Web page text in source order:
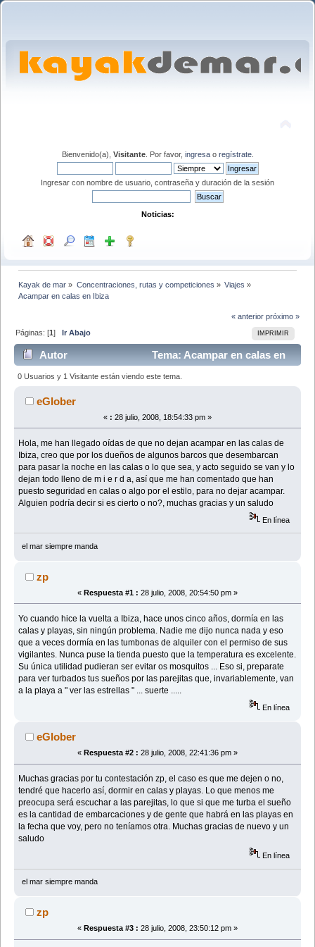
Bienvenido(a), Visitante. Por favor, ingresao regístrate.
Ingresar con nombre de usuario, contraseña y duración de la sesión
Noticias:
Kayak de mar » Concentraciones, rutas y competiciones » Viajes »
Acampar en calas en Ibiza
« anterior próximo »
IMPRIMIR
Páginas: [1]Ir Abajo
Autor
Tema: Acampar en calas en
Ibiza (Leído 8760 veces)
0 Usuarios y 1 Visitante están viendo este tema.
eGlober
« : 28 julio, 2008, 18:54:33 pm »
Hola, me han llegado oídas de que no dejan acampar en las calas de
Ibiza, creo que por los dueños de algunos barcos que desembarcan
para pasar la noche en las calas o lo que sea, y acto seguido se van y lo
dejan todo lleno de m i e r d a, así que me han comentado que han
puesto seguridad en calas o algo por el estilo, para no dejar acampar.
Alguien podría decir si es cierto o no?, muchas gracias y un saludo
En línea
el mar siempre manda
zp
« Respuesta #1 : 28 julio, 2008, 20:54:50 pm »
Yo cuando hice la vuelta a Ibiza, hace unos cinco años, dormía en las
calas y playas, sin ningún problema. Nadie me dijo nunca nada y eso
que a veces dormía en las tumbonas de alquiler con el permiso de sus
vigilantes. Nunca puse la tienda puesto que la temperatura es excelente.
Su única utilidad pudieran ser evitar os mosquitos ... Eso si, preparate
para ver turbados tus sueños por las parejitas que, invariablemente, van
a la playa a " ver las estrellas " ... suerte .....
En línea
eGlober
« Respuesta #2 : 28 julio, 2008, 22:41:36 pm »
Muchas gracias por tu contestación zp, el caso es que me dejen o no,
tendré que hacerlo así, dormir en calas y playas. Lo que menos me
preocupa será escuchar a las parejitas, lo que si que me turba el sueño
es la cantidad de embarcaciones y de gente que habrá en las playas en
la fecha que voy, pero no teníamos otra. Muchas gracias de nuevo y un
saludo
En línea
el mar siempre manda
zp
« Respuesta #3 : 28 julio, 2008, 23:50:12 pm »